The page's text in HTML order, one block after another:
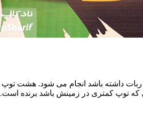
که توپ کمتری در زمینش باشد برنده است.